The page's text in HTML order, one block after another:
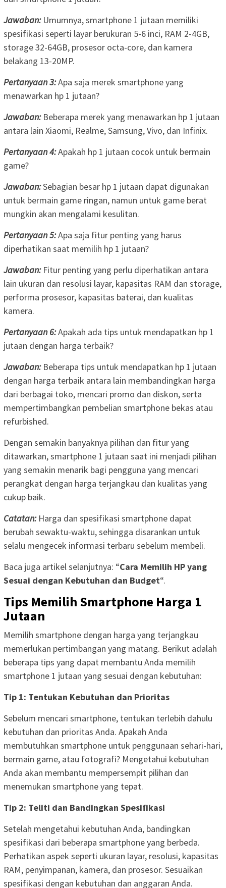
Jawaban:Umumnya, smartphone 1 jutaan memiliki
spesifikasi seperti layar berukuran 5-6 inci, RAM 2-4GB,
storage 32-64GB, prosesor octa-core, dan kamera
belakang 13-20MP.
Pertanyaan 3:Apa saja merek smartphone yang
menawarkan hp 1 jutaan?
Jawaban:Beberapa merek yang menawarkan hp 1 jutaan
antara lain Xiaomi, Realme, Samsung, Vivo, dan Infinix.
Pertanyaan 4:Apakah hp 1 jutaan cocok untuk bermain
game?
Jawaban:Sebagian besar hp 1 jutaan dapat digunakan
untuk bermain game ringan, namun untuk game berat
mungkin akan mengalami kesulitan.
Pertanyaan 5:Apa saja fitur penting yang harus
diperhatikan saat memilih hp 1 jutaan?
Jawaban:Fitur penting yang perlu diperhatikan antara
lain ukuran dan resolusi layar, kapasitas RAM dan storage,
performa prosesor, kapasitas baterai, dan kualitas
kamera.
Pertanyaan 6:Apakah ada tips untuk mendapatkan hp 1
jutaan dengan harga terbaik?
Jawaban:Beberapa tips untuk mendapatkan hp 1 jutaan
dengan harga terbaik antara lain membandingkan harga
dari berbagai toko, mencari promo dan diskon, serta
mempertimbangkan pembelian smartphone bekas atau
refurbished.
Dengan semakin banyaknya pilihan dan fitur yang
ditawarkan, smartphone 1 jutaan saat ini menjadi pilihan
yang semakin menarik bagi pengguna yang mencari
perangkat dengan harga terjangkau dan kualitas yang
cukup baik.
Catatan:Harga dan spesifikasi smartphone dapat
berubah sewaktu-waktu, sehingga disarankan untuk
selalu mengecek informasi terbaru sebelum membeli.
Baca juga artikel selanjutnya: “Cara Memilih HP yang
Sesuai dengan Kebutuhan dan Budget“.
Tips Memilih Smartphone Harga 1
Jutaan
Memilih smartphone dengan harga yang terjangkau
memerlukan pertimbangan yang matang. Berikut adalah
beberapa tips yang dapat membantu Anda memilih
smartphone 1 jutaan yang sesuai dengan kebutuhan:
Tip 1: Tentukan Kebutuhan dan Prioritas
Sebelum mencari smartphone, tentukan terlebih dahulu
kebutuhan dan prioritas Anda. Apakah Anda
membutuhkan smartphone untuk penggunaan sehari-hari,
bermain game, atau fotografi? Mengetahui kebutuhan
Anda akan membantu mempersempit pilihan dan
menemukan smartphone yang tepat.
Tip 2: Teliti dan Bandingkan Spesifikasi
Setelah mengetahui kebutuhan Anda, bandingkan
spesifikasi dari beberapa smartphone yang berbeda.
Perhatikan aspek seperti ukuran layar, resolusi, kapasitas
RAM, penyimpanan, kamera, dan prosesor. Sesuaikan
spesifikasi dengan kebutuhan dan anggaran Anda.